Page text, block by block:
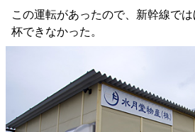
この運転があったので、新幹線で
杯できなかった。